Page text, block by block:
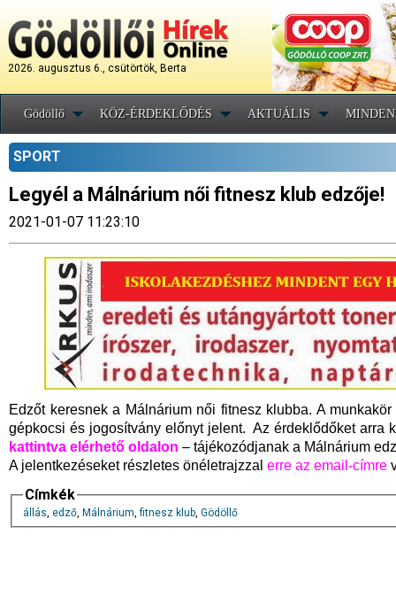
2026. augusztus 6., csütörtök, Berta
Gödöllő KÖZ-ÉRDEKLŐDÉS AKTUÁLIS
SPORT
Legyél a Málnárium női fitnesz klub edzője!
2021-01-07 11:23:10
Edzőt keresnek a Málnárium női fitnesz klubba. A
gépkocsi és jogosítvány előnyt jelent. Az érdeklődőket arra
kattintva elérhető oldalon – tájékozódjanak a Málnárium
A jelentkezéseket részletes önéletrajzzal erre az email-címre
Címkék
állás, edző, Málnárium,fitnesz klub, Gödöllő